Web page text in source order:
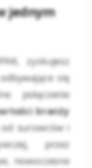
jednym
zyskujesz
się
połączenie
branży
surowców i
przez
nowoczesne